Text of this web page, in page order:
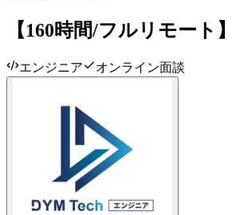
【160時間/フルリモート
エンジニア オンライン面談